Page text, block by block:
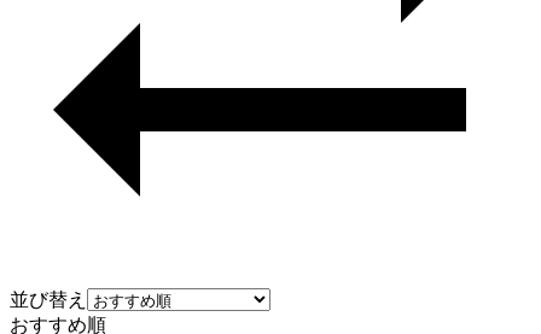
並び替え
おすすめ順